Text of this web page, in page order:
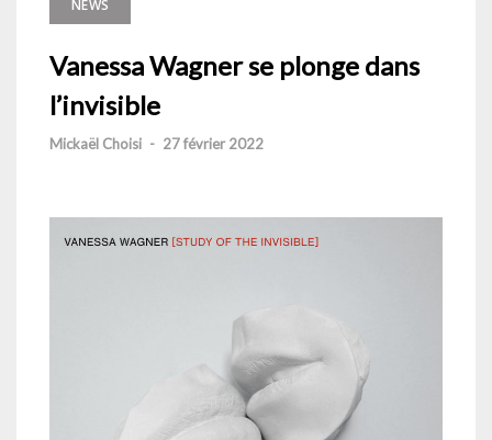
NEWS
Vanessa Wagner se plonge dans
l’invisible
Mickaël Choisi - 27 février 2022